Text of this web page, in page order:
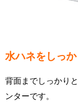
水ハネをしっ
背面までしっかり
ンターです。